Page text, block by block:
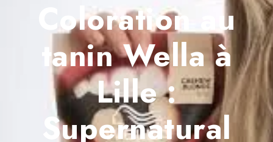
Coloration au
tanin Wella à
Lille :
Supernatural